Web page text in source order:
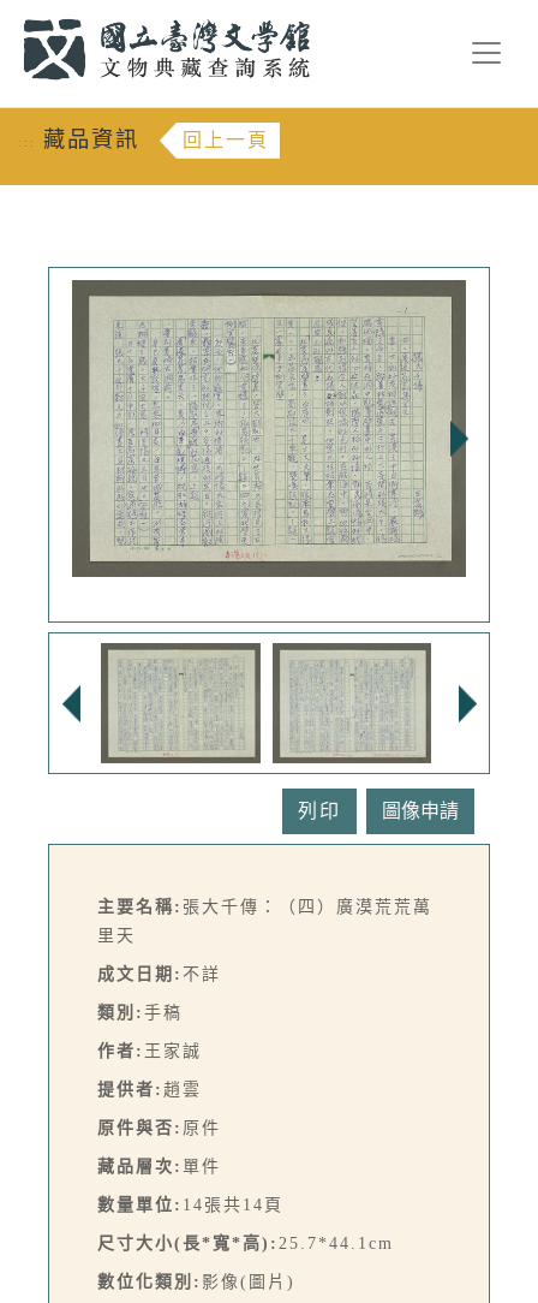
::: 藏品資訊 回上一頁
列印
主要名稱: 張大千傳：（四）廣漠荒荒萬
里天
成文日期: 不詳
類別: 手稿
作者: 王家誠
提供者: 趙雲
原件與否: 原件
藏品層次: 單件
數量單位: 14張共14頁
尺寸大小(長*寬*高): 25.7*44.1cm
數位化類別: 影像(圖片)